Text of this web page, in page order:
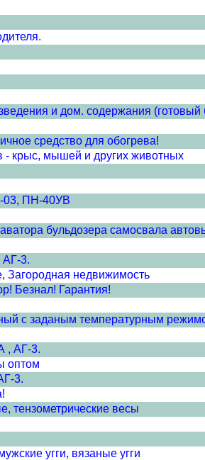
и дом. содержания (готовый
средство для обогрева!
- крыс, мышей и других животных
ПН-40УВ
бульдозера самосвала
АГ-3.
Загородная недвижимость
Безнал! Гарантия!
с заданым температурным
, АГ-3.
оптом
3.
тензометрические весы
угги, вязаные угги